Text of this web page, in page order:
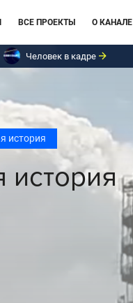
ВСЕ ПРОЕКТЫ О КАНАЛЕ
Человек в кадре
история